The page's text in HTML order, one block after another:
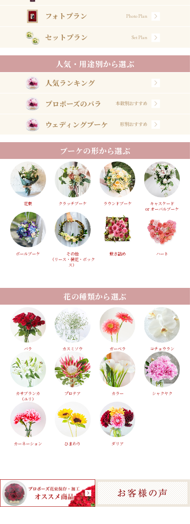
フォトプラン Photo Plan
セットプラン Set Plan
人気・用途別から選ぶ
人気ランキング
プロポーズのバラ 本数別おすすめ
ウェディングブーケ 形別おすすめ
ブーケの形から選ぶ
花束 クラッチブーケ ラウンドブーケ
キャスケード
or オーバルブーケ
ボールブーケ
その他
（リース・装花・ボック
ス）
敷き詰め ハート
花の種類から選ぶ
バラ カスミソウ ガーベラ コチョウラン
カサブランカ
（ユリ）
プロテア カラー シャクヤク
カーネーション ひまわり ダリア